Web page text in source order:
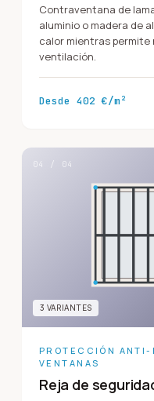
Contraventana de
aluminio o madera de
calor mientras
ventilación.
Desde 402 €/m²
04 / 04
3 VARIANTES
PROTECCIÓN ANTI-
VENTANAS
Reja de